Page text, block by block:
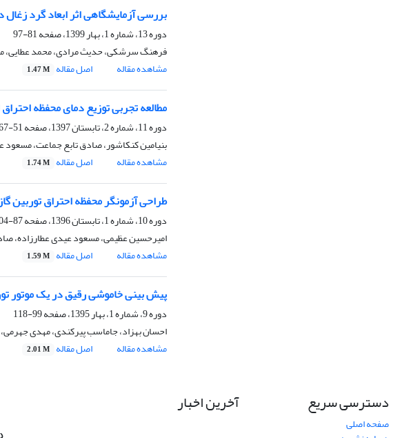
بررسی آزمایشگاهی اثر ابعاد گرد زغال
دوره 13، شماره 1، بهار 1399، صفحه
81-97
فرهنگ سرشکی، حدیث مرادی، محمد
مشاهده مقاله
اصل مقاله 1.47 M
مطالعه تجربی توزیع دمای محفظه
دوره 11، شماره 2، تابستان 1397، صفحه
51-67
بنیامین کنکاشور، صادق تابع جماعت،
مشاهده مقاله
اصل مقاله 1.74 M
طراحی آزمونگر محفظه احتراق توربین
دوره 10، شماره 1، تابستان 1396، صفحه
87-104
امیرحسین عظیمی، مسعود عیدی عطارزاده،
مشاهده مقاله
اصل مقاله 1.59 M
پیش ­بینی خاموشی رقیق در یک موتور
دوره 9، شماره 1، بهار 1395، صفحه
99-118
احسان بهزاد، جاماسب پیرکندی، مهدی
مشاهده مقاله
اصل مقاله 2.01 M
دسترسی سریع
صفحه اصلی
آخرین اخبار